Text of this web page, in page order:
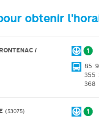
obtenir
/
85
355
368
53075